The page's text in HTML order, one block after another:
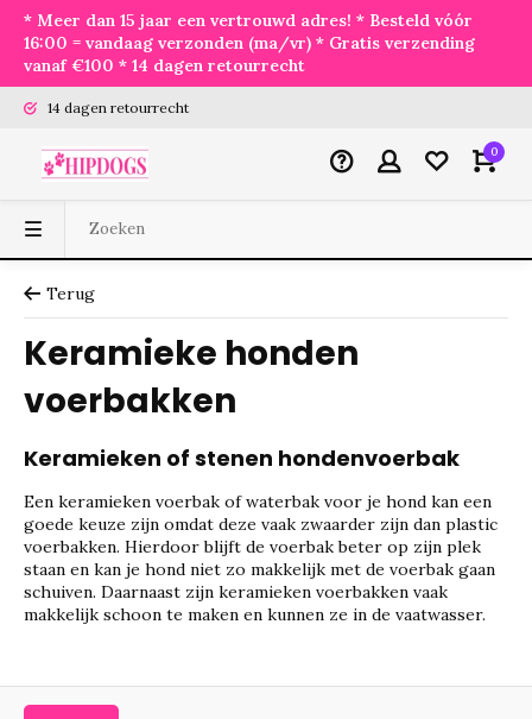
* Meer dan 15 jaar een vertrouwd adres! * Besteld vóór
16:00 = vandaag verzonden (ma/vr) * Gratis verzending
vanaf €100 * 14 dagen retourrecht
14 dagen retourrecht
0
Terug
Keramieke honden
voerbakken
Keramieken of stenen hondenvoerbak
Een keramieken voerbak of waterbak voor je hond kan een
goede keuze zijn omdat deze vaak zwaarder zijn dan plastic
voerbakken. Hierdoor blijft de voerbak beter op zijn plek
staan en kan je hond niet zo makkelijk met de voerbak gaan
schuiven. Daarnaast zijn keramieken voerbakken vaak
makkelijk schoon te maken en kunnen ze in de vaatwasser.